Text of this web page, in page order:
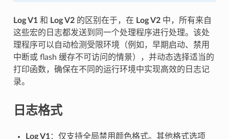
Log V1和 Log V2的区别在于，在 Log V2中，所有来自
这些宏的日志都发送到同一个处理程序进行处理。该处
理程序可以自动检测受限环境（例如，早期启动、禁用
中断或 flash 缓存不可访问的情景），并动态选择适当的
打印函数，确保在不同的运行环境中实现高效的日志记
录。
日志格式
Log V1：仅支持全局禁用颜色格式。其他格式选项